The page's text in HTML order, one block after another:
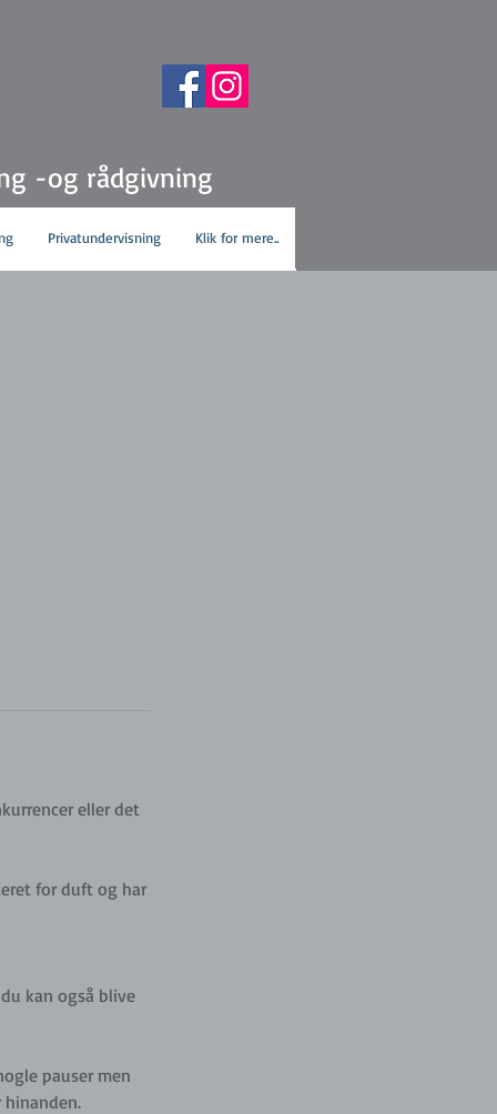
-og rådgivning
Privatundervisning Klik for mere..
eller det
for duft og har
kan også blive
pauser men